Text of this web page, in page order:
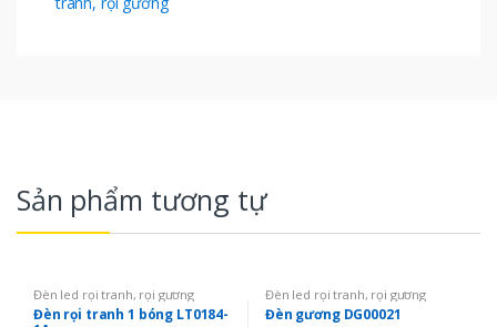
Sản phẩm tương tự
Đèn led rọi tranh, rọi gương
Đèn rọi tranh 1 bóng LT0184-
Đèn led rọi tranh, rọi gương
Đèn gương DG00021